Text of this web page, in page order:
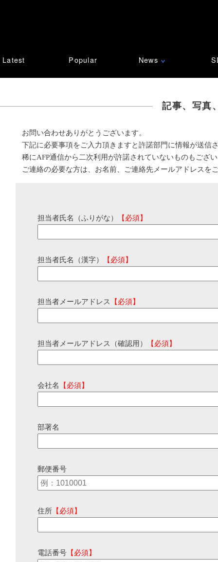
Latest Popular News ∨
記事、写真
お問い合わせありがとうございます。
下記に必要事項をご入力頂きますと許諾部門に情報が送信
稀にAFP通信から二次利用が許諾されていないものもござ
ご連絡の必要な方は、お名前、ご連絡先メールアドレスを
担当者氏名（ふりがな） 【必須】
担当者氏名（漢字） 【必須】
担当者メールアドレス 【必須】
担当者メールアドレス（確認用） 【必須】
会社名 【必須】
部署名
郵便番号
住所 【必須】
電話番号 【必須】